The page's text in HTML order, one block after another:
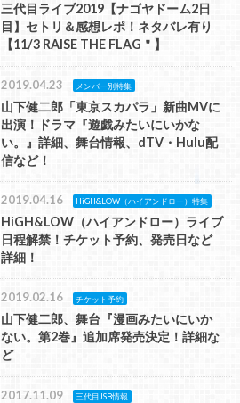
三代目ライブ2019【ナゴヤドーム2日
目】セトリ＆感想レポ！ネタバレ有り
【11/3 RAISE THE FLAG＂】
2019.04.23 メンバー別特集
山下健二郎「東京スカパラ」新曲MVに
出演！ドラマ『遊戯みたいにいかな
い。』詳細、舞台情報、dTV・Hulu配
信など！
2019.04.16 HiGH&LOW（ハイアンドロー）特集
HiGH&LOW（ハイアンドロー）ライブ
日程解禁！チケット予約、発売日など
詳細！
2019.02.16 チケット予約
山下健二郎、舞台『漫画みたいにいか
ない。第2巻』追加席発売決定！詳細な
ど
2017.11.09 三代目JSB情報